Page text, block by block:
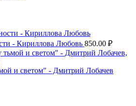
- Кириллова Любовь 850.00 ₽
и светом" - Дмитрий Лобачев